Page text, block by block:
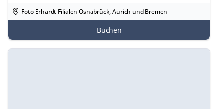
Foto Erhardt Filialen Osnabrück, Aurich und Bremen
Buchen